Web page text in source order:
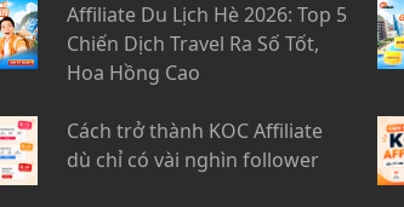
Affiliate Du Lịch Hè 2026: Top 5
Chiến Dịch Travel Ra Số Tốt,
Hoa Hồng Cao
Cách trở thành KOC Affiliate
dù chỉ có vài nghìn follower